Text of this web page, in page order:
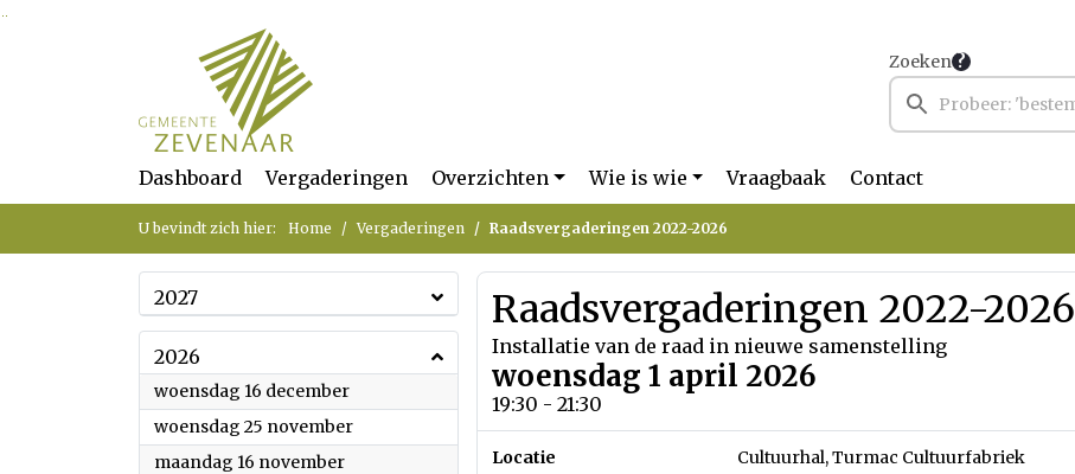
Ga naar de inhoud van deze pagina
Zoeken
Dashboard Vergaderingen Overzichten Wie is wie Vraagbaak Contact
U bevindt zich hier: Home Vergaderingen Raadsvergaderingen 2022-2026
2027
2026
woensdag 16 december2026
woensdag 25 november2026
maandag 16 november2026
Raadsvergaderingen 2022-2026
Installatie van de raad in nieuwe samenstelling
woensdag 1 april 2026
19:30 - 21:30
Locatie
Cultuurhal, Turmac Cultuurfabriek